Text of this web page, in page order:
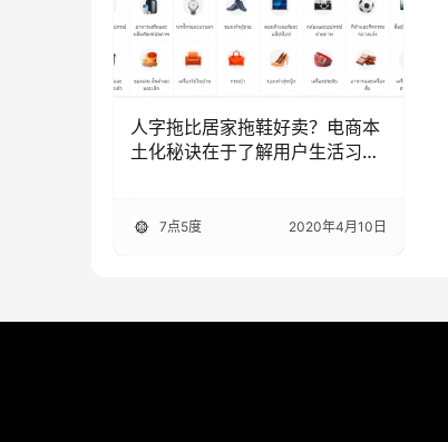
人字拖比居家拖鞋好卖？电商本
土化秘诀在于了解用户生活习惯|
7点5度 2020年4月10日